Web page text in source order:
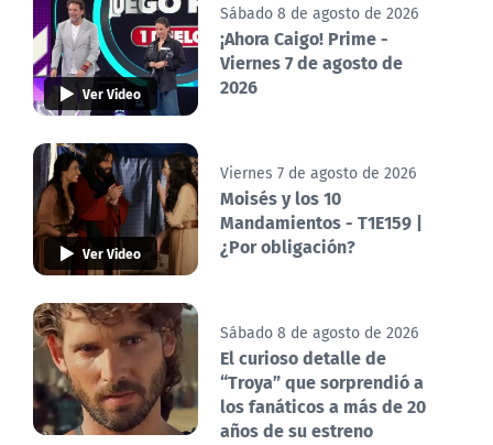
Ver Video
Sábado 8 de agosto de 2026
¡Ahora Caigo! Prime -
Viernes 7 de agosto de
2026
Ver Video
Viernes 7 de agosto de 2026
Moisés y los 10
Mandamientos - T1E159 |
¿Por obligación?
Sábado 8 de agosto de 2026
El curioso detalle de
“Troya” que sorprendió a
los fanáticos a más de 20
años de su estreno